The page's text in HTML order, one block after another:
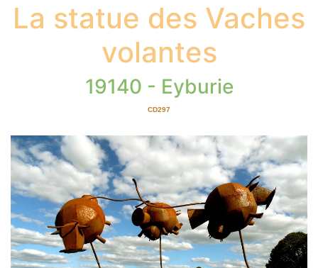
La statue des Vaches
volantes
19140 - Eyburie
CD297